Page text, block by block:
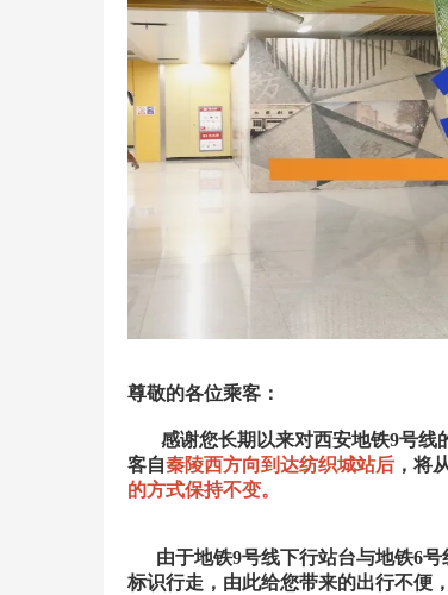
尊敬的各位乘客：
感谢您长期以来对西安地铁9号线
客自秦陵西方向到达纺织城站后 ，将
的方式保持不变。
由于地铁9号线下行站台与地铁6号
标识行走，由此给您带来的出行不便